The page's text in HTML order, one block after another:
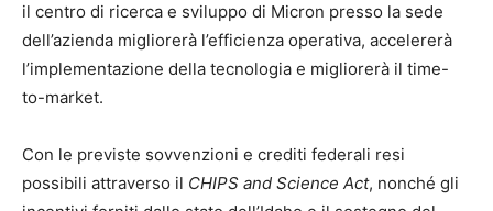
il centro di ricerca e sviluppo di Micron presso la sede
dell’azienda migliorerà l’efficienza operativa, accelererà
l’implementazione della tecnologia e migliorerà il time-
to-market.
Con le previste sovvenzioni e crediti federali resi
possibili attraverso il CHIPS and Science Act, nonché gli